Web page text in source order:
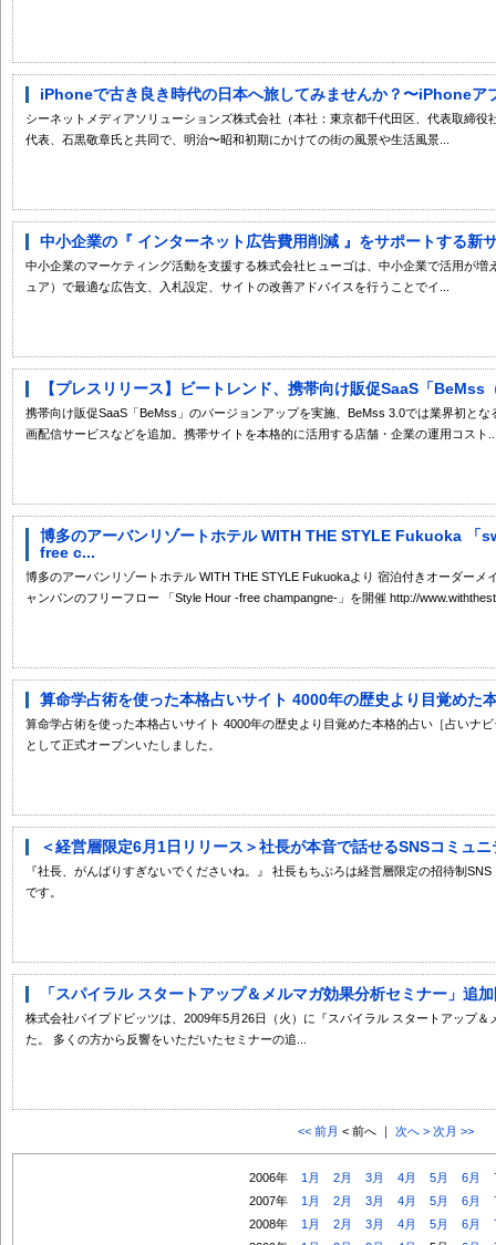
iPhoneで古き良き時代の日本へ旅してみませんか？〜iPhoneア
シーネットメディアソリューションズ株式会社（本社：東京都千代田区、代表取締
代表、石黒敬章氏と共同で、明治〜昭和初期にかけての街の風景や生活風景...
中小企業の『 インターネット広告費用削減 』をサポートする新
中小企業のマーケティング活動を支援する株式会社ヒューゴは、中小企業で活用が
ュア）で最適な広告文、入札設定、サイトの改善アドバイスを行うことでイ...
【プレスリリース】ビートレンド、携帯向け販促SaaS「BeMss
携帯向け販促SaaS「BeMss」のバージョンアップを実施、BeMss 3.0では業界初と
画配信サービスなどを追加。携帯サイトを本格的に活用する店舗・企業の運用コスト
博多のアーバンリゾートホテル WITH THE STYLE Fukuoka 「
free c...
博多のアーバンリゾートホテル WITH THE STYLE Fukuokaより 宿泊付きオーダーメ
ャンパンのフリーフロー 「Style Hour -free champangne-」を開催 http://
算命学占術を使った本格占いサイト 4000年の歴史より目覚めた
算命学占術を使った本格占いサイト 4000年の歴史より目覚めた本格的占い［占いナ
として正式オープンいたしました。
＜経営層限定6月1日リリース＞社長が本音で話せるSNSコミュ
『社長、がんばりすぎないでくださいね。』 社長もちぶろは経営層限定の招待制
です。
「スパイラル スタートアップ＆メルマガ効果分析セミナー」追
株式会社パイプドビッツは、2009年5月26日（火）に『スパイラル スタートアップ
た。 多くの方から反響をいただいたセミナーの追...
<< 前月 < 前へ ｜ 次へ > 次月 >>
2006年 1月 2月 3月 4月 5月 6月
2007年
1月 2月 3月 4月 5月 6月
2008年
1月 2月 3月 4月 5月 6月